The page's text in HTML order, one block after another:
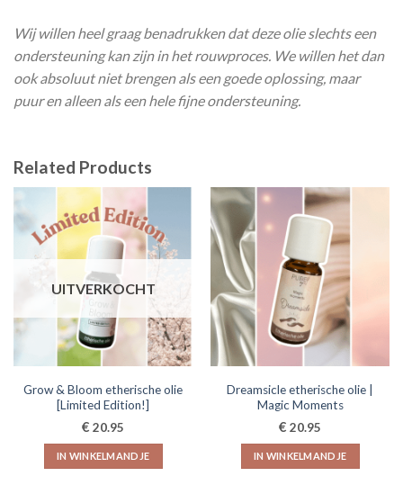
Wij willen heel graag benadrukken dat deze olie slechts een
ondersteuning kan zijn in het rouwproces. We willen het dan
ook absoluut niet brengen als een goede oplossing, maar
puur en alleen als een hele fijne ondersteuning.
Related Products
UITVERKOCHT
Grow & Bloom etherische olie
[Limited Edition!]
€ 20.95
IN WINKELMANDJE
Dreamsicle etherische olie |
Magic Moments
€ 20.95
IN WINKELMANDJE